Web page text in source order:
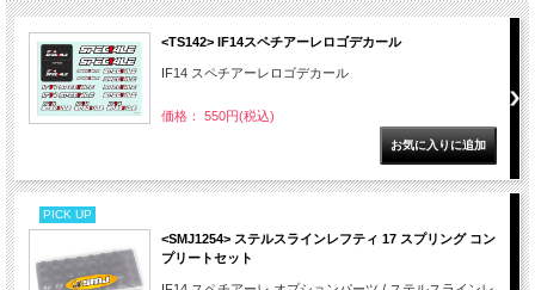
<TS142> IF14スペチアーレロゴデカール
IF14 スペチアーレロゴデカール
価格： 550円(税込)
PICK UP
<SMJ1254> ステルスラインレフティ 17 スプリング コン
プリートセット